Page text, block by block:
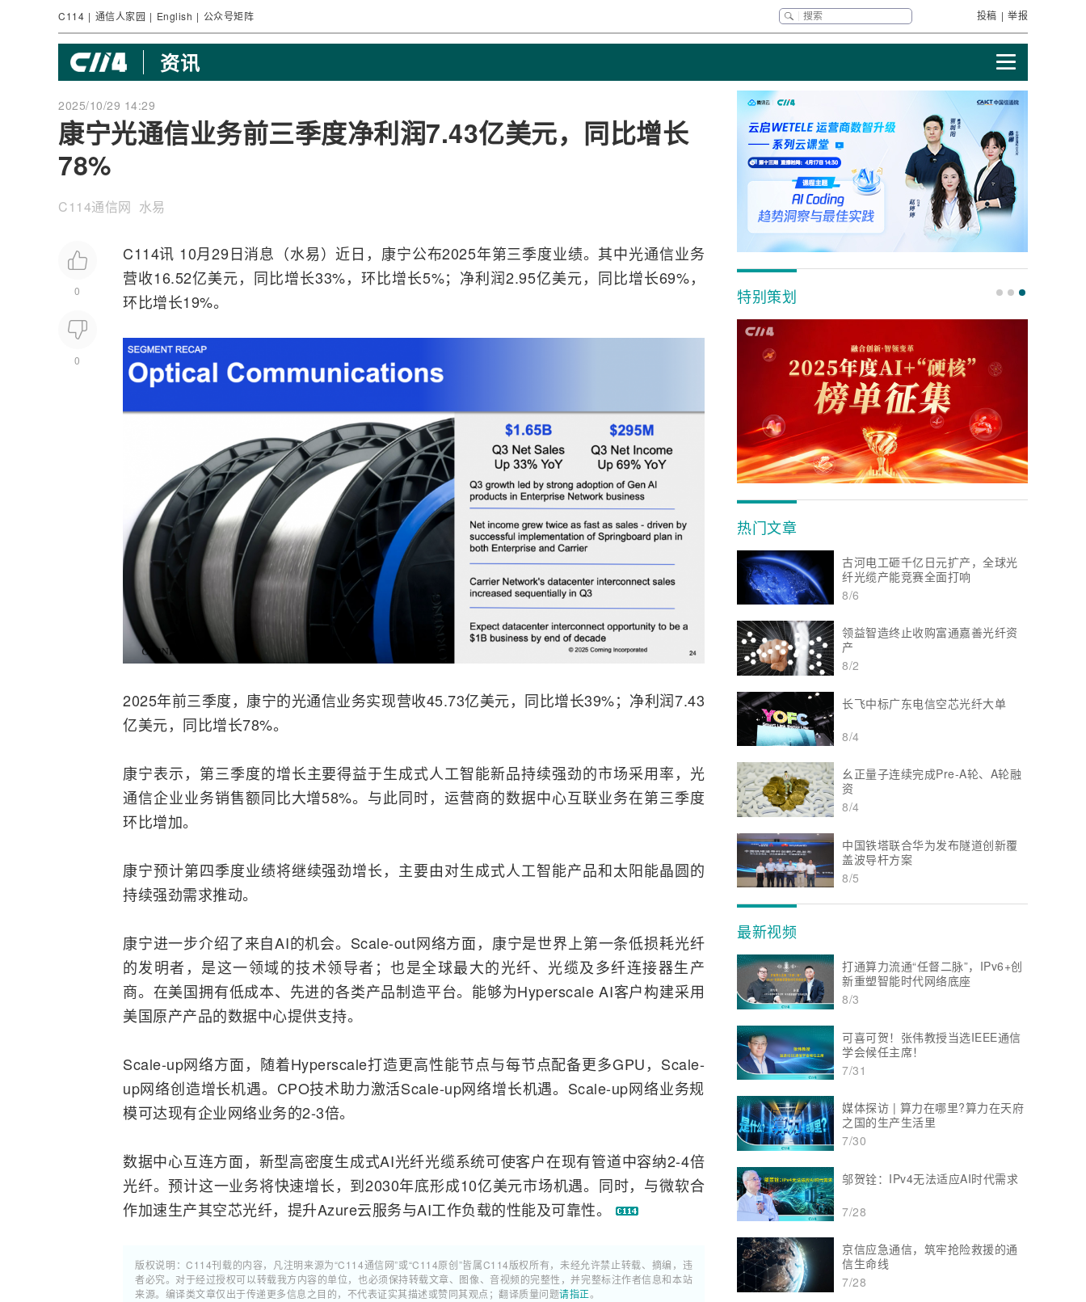
C114 | 通信人家园 | English | 公众号矩阵 投稿 | 举报
资讯
2025/10/29 14:29
康宁光通信业务前三季度净利润7.43亿美元，同比增长
78%
C114通信网 水易
0
0
C114讯 10月29日消息（水易）近日， 康宁公布2025年第三季度业绩。其中光通信业务
营收16.52亿美元，同比增长33%，环比增长5%；净利润2.95亿美元，同比增长69%，
环比增长19%。
2025年前三季度，康宁的光通信业务实现营收45.73亿美元，同比增长39%；净利润7.43
亿美元，同比增长78%。
康宁表示，第三季度的增长主要得益于生成式人工智能新品持续强劲的市场采用率，光
通信企业业务销售额同比大增58%。与此同时，运营商的数据中心互联业务在第三季度
环比增加。
康宁预计第四季度业绩将继续强劲增长，主要由对生成式人工智能产品和太阳能晶圆的
持续强劲需求推动。
康宁进一步介绍了来自AI的机会。Scale-out网络方面，康宁是世界上第一条低损耗光纤
的发明者，是这一领域的技术领导者；也是全球最大的光纤、 光缆及多纤连接器生产
商。在美国拥有低成本、先进的各类产品制造平台。能够为Hyperscale AI客户构建采用
美国原产产品的数据中心提供支持。
Scale-up网络方面，随着Hyperscale打造更高性能节点与每节点配备更多GPU，Scale-
up网络创造增长机遇。CPO技术助力激活Scale-up网络增长机遇。Scale-up网络业务规
模可达现有企业网络业务的2-3倍。
数据中心互连方面，新型高密度生成式AI光纤光缆系统可使客户在现有管道中容纳2-4倍
光纤。预计这一业务将快速增长，到2030年底形成10亿美元市场机遇。同时，与微软合
作加速生产其空芯光纤，提升Azure云服务与AI工作负载的性能及可靠性。
版权说明：C114刊载的内容，凡注明来源为“C114通信网”或“C114原创”皆属C114版权所有，未经允许禁止转载、摘编，违
者必究。对于经过授权可以转载我方内容的单位，也必须保持转载文章、图像、音视频的完整性，并完整标注作者信息和本站
来源。编译类文章仅出于传递更多信息之目的，不代表证实其描述或赞同其观点；翻译质量问题请指正。
特别策划
热门文章
古河电工砸千亿日元扩产，全球光
纤光缆产能竞赛全面打响
8/6
领益智造终止收购富通嘉善光纤资
产
8/2
长飞中标广东电信空芯光纤大单
8/4
幺正量子连续完成Pre-A轮、A轮融
资
8/4
中国铁塔联合华为发布隧道创新覆
盖波导杆方案
8/5
最新视频
打通算力流通“任督二脉”，IPv6+创
新重塑智能时代网络底座
8/3
可喜可贺！张伟教授当选IEEE通信
学会候任主席！
7/31
媒体探访 | 算力在哪里?算力在天府
之国的生产生活里
7/30
邬贺铨：IPv4无法适应AI时代需求
7/28
京信应急通信，筑牢抢险救援的通
信生命线
7/28